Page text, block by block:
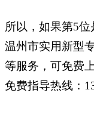
所以，如果第5
温州市实用新型
等服务，可免费
免费指导热线：